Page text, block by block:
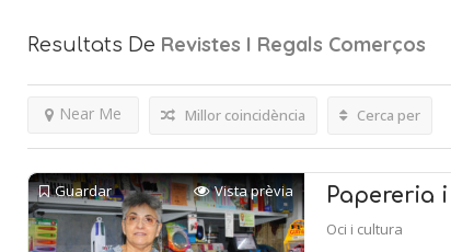
Resultats De Revistes I Regals Comerços
Near Me Millor coincidència Cerca per
Guardar Vista prèvia Papereria
Oci i cultura